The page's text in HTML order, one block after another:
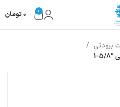
0
0 تومان
برودتی
1